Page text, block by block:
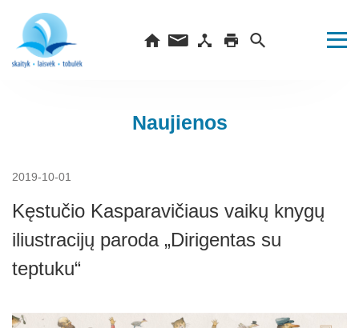
Naujienos
2019-10-01
Kęstučio Kasparavičiaus vaikų knygų
iliustracijų paroda „Dirigentas su
teptuku“